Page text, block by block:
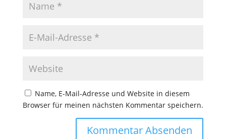
Name, E-Mail-Adresse und Website in diesem
Browser für meinen nächsten Kommentar speichern.